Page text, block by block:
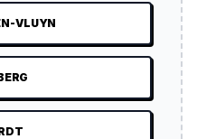
VLUYN